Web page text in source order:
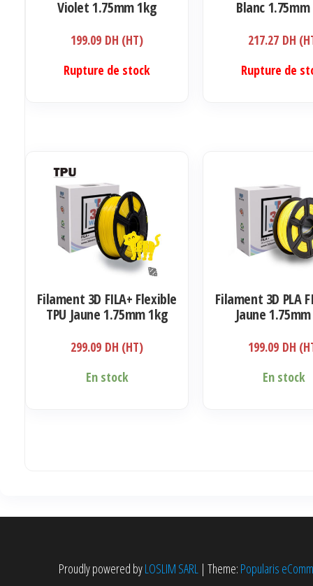
Violet 1.75mm 1kg
199.09 DH (HT)
Rupture de stock
Blanc
217.27 DH
Rupture de
Filament 3D FILA+ Flexible
TPU Jaune 1.75mm 1kg
299.09 DH (HT)
En stock
Filament 3D PLA
Jaune
199.09 DH
En stock
Proudly powered byLOSLIM SARL | Theme: Popularis